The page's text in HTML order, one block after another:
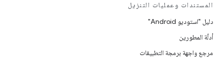
المستندات وعمليات التنزيل
دليل "استوديو Android"
أدلّة المطورين
مرجع واجهة برمجة التطبيقات